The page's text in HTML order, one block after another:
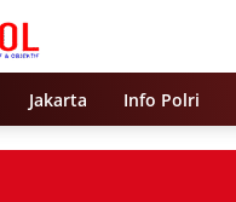
Jakarta Info Polri